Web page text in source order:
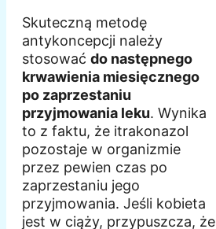
Skuteczną metodę
antykoncepcji należy
stosować do następnego
krwawienia miesięcznego
po zaprzestaniu
przyjmowania leku. Wynika
to z faktu, że itrakonazol
pozostaje w organizmie
przez pewien czas po
zaprzestaniu jego
przyjmowania. Jeśli kobieta
jest w ciąży, przypuszcza, że